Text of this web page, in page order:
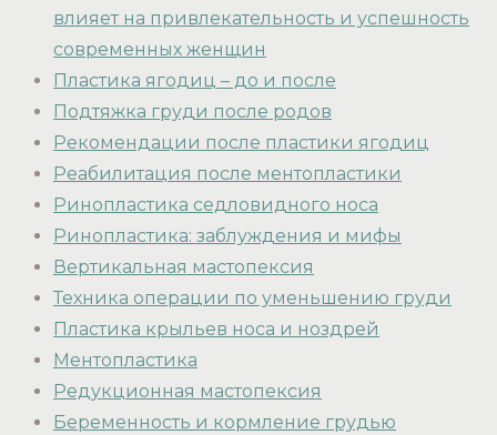
влияет на привлекательность и успешность
современных женщин
Пластика ягодиц – до и после
Подтяжка груди после родов
Рекомендации после пластики ягодиц
Реабилитация после ментопластики
Ринопластика седловидного носа
Ринопластика: заблуждения и мифы
Вертикальная мастопексия
Техника операции по уменьшению груди
Пластика крыльев носа и ноздрей
Ментопластика
Редукционная мастопексия
Беременность и кормление грудью